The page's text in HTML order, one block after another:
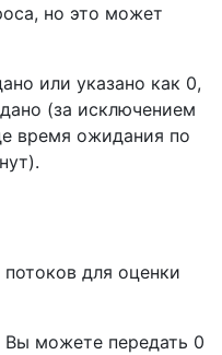
но это может
или указано как 0,
(за исключением
время ожидания по
для оценки
можете передать 0